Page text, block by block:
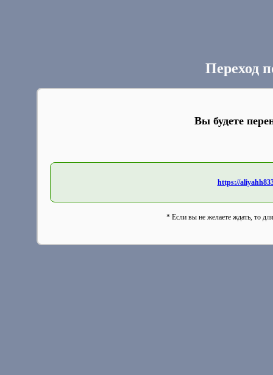
Переход
Вы будете
https://
* Если вы не желаете ждать, то